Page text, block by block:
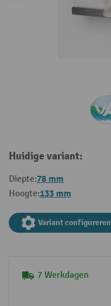
Huidige variant:
Diepte:78 mm
Hoogte:133 mm
Variant configureren
7 Werkdagen